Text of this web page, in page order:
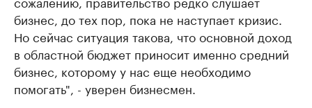
бизнес, до тех пор, пока не наступает кризис.
Но сейчас ситуация такова, что основной доход
в областной бюджет приносит именно средний
бизнес, которому у нас еще необходимо
помогать", - уверен бизнесмен.